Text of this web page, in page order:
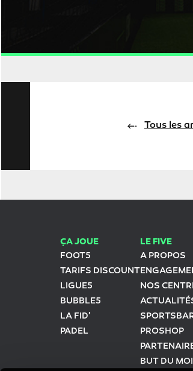
Tous les
ÇA JOUE
FOOT5
TARIFS DISCOUNT
LIGUE5
BUBBLE5
LA FID'
PADEL
LE FIVE
A PROPOS
NOS
PROSHOP
BUT DU